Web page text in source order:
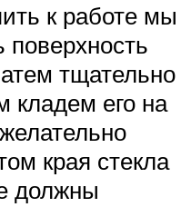
к работе мы
тщательно
кладем его на
края стекла
должны